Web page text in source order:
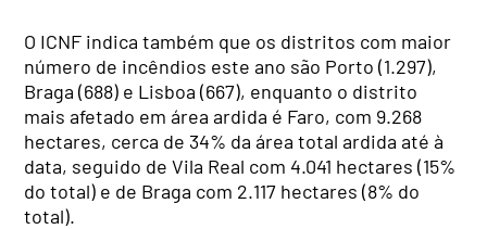
O ICNF indica também que os distritos com maior
número de incêndios este ano são Porto (1.297),
Braga (688) e Lisboa (667), enquanto o distrito
mais afetado em área ardida é Faro, com 9.268
hectares, cerca de 34% da área total ardida até à
data, seguido de Vila Real com 4.041 hectares (15%
do total) e de Braga com 2.117 hectares (8% do
total).